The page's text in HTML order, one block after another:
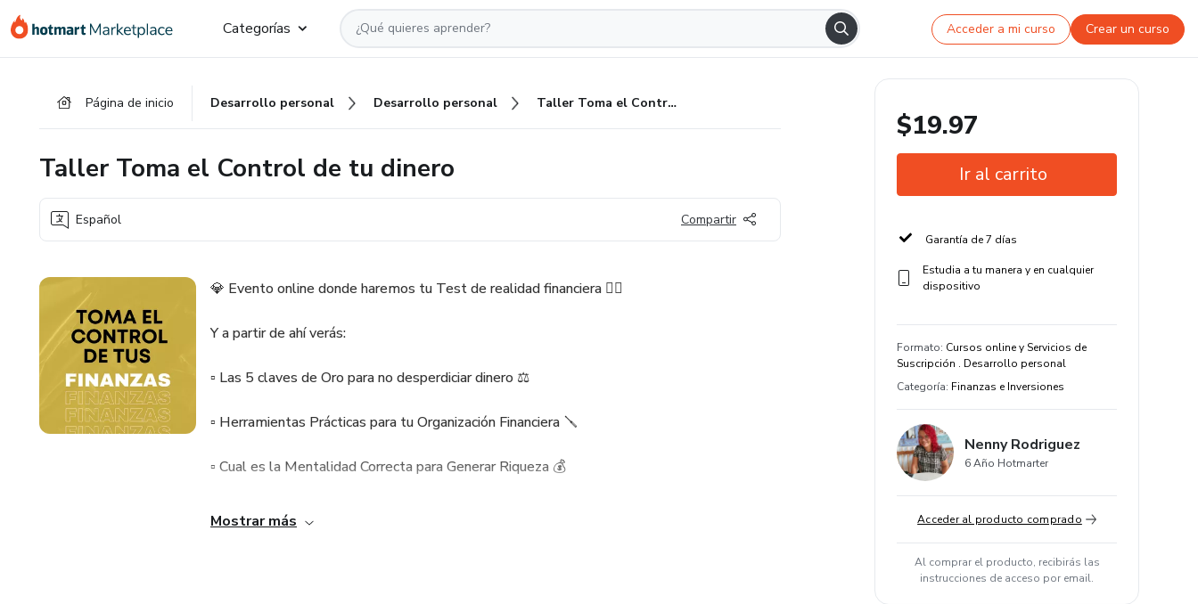
Categorías Acceder a mi curso Crear un curso
Página de inicio Desarrollo personal Desarrollo personal Taller Toma el Control de tu dinero
Taller Toma el Control de tu dinero
Español Compartir
💎 Evento online donde haremos tu Test de realidad financiera ✍🏻
Y a partir de ahí verás:
▫️ Las 5 claves de Oro para no desperdiciar dinero ⚖️
▫️ Herramientas Prácticas para tu Organización Financiera 🪛
▫️ Cual es la Mentalidad Correcta para Generar Riqueza 💰
▫️ Como Generar Flujo Efectivo de Dinero mes a mes con tu emprendimiento o negocio💸
Mostrar más
$19.97
Ir al carrito
Garantía de 7 días
Estudia a tu manera y en cualquier
dispositivo
Formato: Cursos online y Servicios de
Suscripción . Desarrollo personal
Categoría: Finanzas e Inversiones
Nenny Rodriguez
6 Año Hotmarter
Acceder al producto comprado
Al comprar el producto, recibirás las
instrucciones de acceso por email.